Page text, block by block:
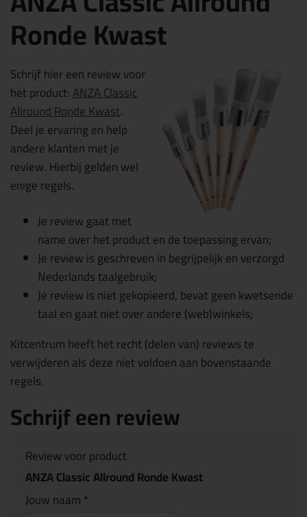
Ronde Kwast
Schrijf hier een review voor
het product:ANZA Classic
Allround Ronde Kwast.
Deel je ervaring en help
andere klanten met je
review. Hierbij gelden wel
enige regels.
Je review gaat met
name over het product en de toepassing ervan;
Je review is geschreven in begrijpelijk en verzorgd
Nederlands taalgebruik;
Je review is niet gekopieerd, bevat geen kwetsende
taal en gaat niet over andere (web)winkels;
Kitcentrum heeft het recht (delen van) reviews te
verwijderen als deze niet voldoen aan bovenstaande
regels.
Schrijf een review
Review voor product
ANZA Classic Allround Ronde Kwast
Jouw naam *